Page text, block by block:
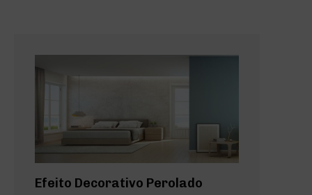
Efeito Decorativo Perolado